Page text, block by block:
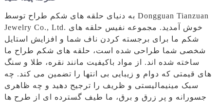
به دنیای حلقه های شکم طراح توسط Dongguan Tianzuan
Jewelry Co., Ltd. خوش آمدید. مجموعه نفیس حلقه های
شکم ما برای برجسته کردن ناف شما و افزایش استایل
شخصی شما طراحی شده است، حلقه های شکم طراح ما
ساخته شده اند. از مواد باکیفیت مانند نقره، طلا و سنگ
های قیمتی که دوام و زیبایی بی انتها را تضمین می کند. چه
سبک مینیمالیستی و ظریف را ترجیح دهید و چه ظاهری
جسورانه و پر زرق و برق، ما طیف گسترده ای از طرح ها